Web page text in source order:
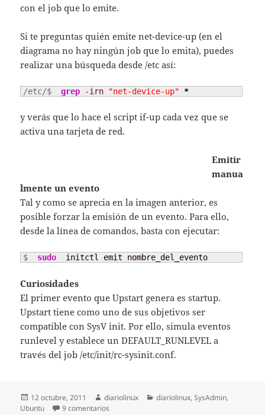
con el job que lo emite.
Si te preguntas quién emite net-device-up (en el
diagrama no hay ningún job que lo emita), puedes
realizar una búsqueda desde /etc así:
/etc/$ grep -irn "net-device-up" *
y verás que lo hace el script if-up cada vez que se
activa una tarjeta de red.
Emitir
manua
lmente un evento
Tal y como se aprecia en la imagen anterior, es
posible forzar la emisión de un evento. Para ello,
desde la línea de comandos, basta con ejecutar:
$ sudo
  initctl emit nombre_del_evento
Curiosidades
El primer evento que Upstart genera es startup.
Upstart tiene como uno de sus objetivos ser
compatible con SysV init. Por ello, simula eventos
runlevel y establece un DEFAULT_RUNLEVEL a
través del job /etc/init/rc-sysinit.conf.
Publicado
el
12 octubre, 2011 Autor
diariolinux Categorías
diariolinux,SysAdmin,
Ubuntu
9 comentarios